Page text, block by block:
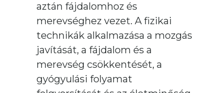
aztán fájdalomhoz és
merevséghez vezet. A fizikai
technikák alkalmazása a mozgás
javítását, a fájdalom és a
merevség csökkentését, a
gyógyulási folyamat